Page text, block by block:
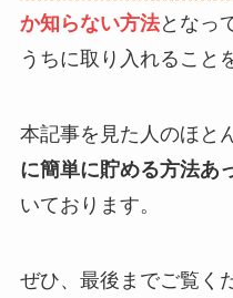
か知らない方法となっ
うちに取り入れること
本記事を見た人のほと
に簡単に貯める方法あ
いております。
ぜひ、最後までご覧く